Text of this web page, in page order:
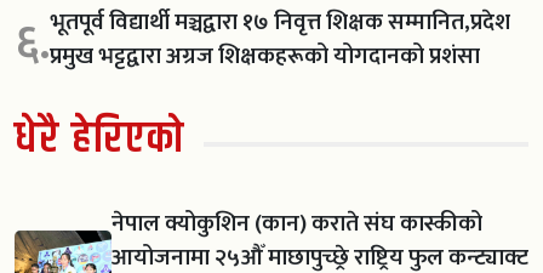
६.भूतपूर्व विद्यार्थी मञ्चद्वारा १७ निवृत्त शिक्षक सम्मानित,प्रदेश
प्रमुख भट्टद्वारा अग्रज शिक्षकहरूको योगदानको प्रशंसा
धेरै हेरिएको
नेपाल क्योकुशिन (कान) कराते संघ कास्कीको
आयोजनामा २५औँ माछापुच्छ्रे राष्ट्रिय फुल कन्ट्याक्ट